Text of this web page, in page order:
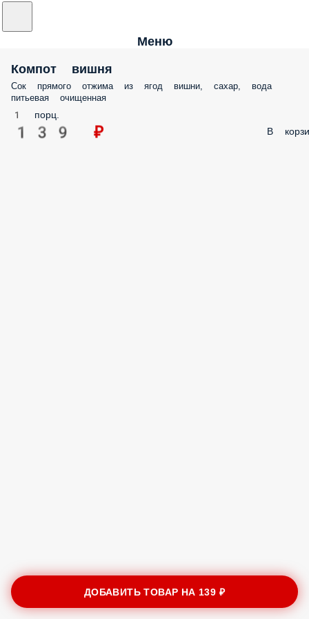
Меню
Компот вишня
Сок прямого отжима из ягод вишни, сахар, вода питьевая
1 порц.
139 ₽
ДОБАВИТЬ ТОВАР НА 139 ₽